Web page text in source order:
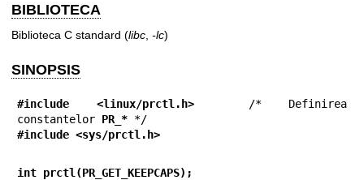
BIBLIOTECA
Biblioteca C standard (libc -lc)
SINOPSIS
#include <linux/prctl.h>
  /* Definirea
constantelor PR_*
#include <sys/prctl.h>
int prctl(PR_GET_KEEPCAPS);